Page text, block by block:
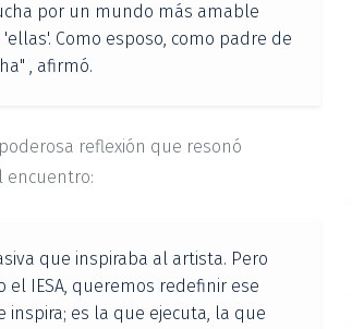
por un mundo más amable
Como esposo, como padre de
, afirmó.
reflexión que resonó
encuentro:
que inspiraba al artista. Pero
el IESA, queremos redefinir ese
inspira; es la que ejecuta, la que